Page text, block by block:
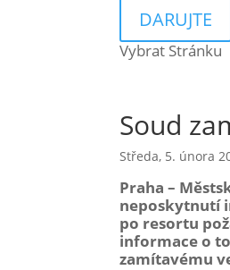
DARUJTE
Vybrat Stránku
Soud
Středa, 5. února
Praha –
neposkytnutí
po resortu
informace o
zamítavému